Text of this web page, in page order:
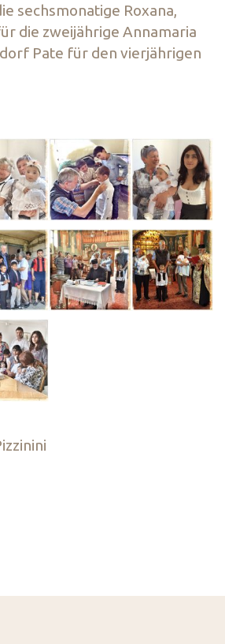
sechsmonatige Roxana,
die zweijährige Annamaria
Pate für den vierjährigen